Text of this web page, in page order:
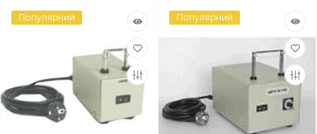
Популярний Популярний